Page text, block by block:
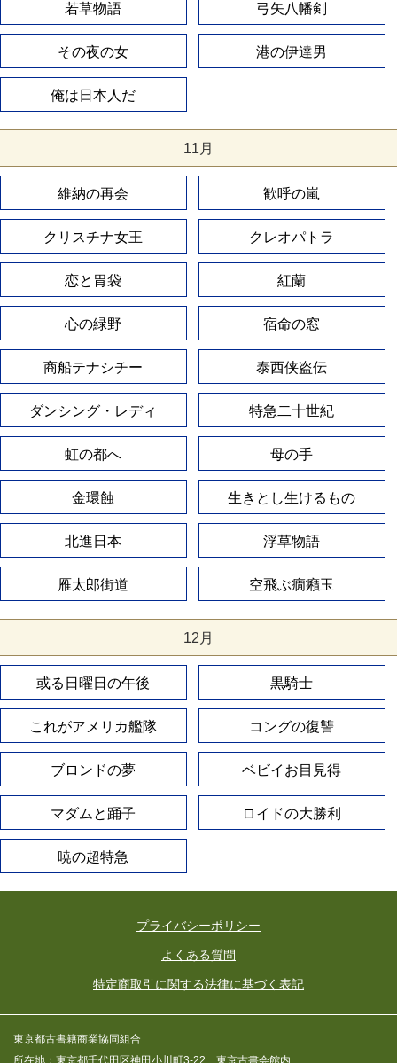
若草物語 弓矢八幡剣
その夜の女 港の伊達男
俺は日本人だ
11月
維納の再会 歓呼の嵐
クリスチナ女王 クレオパトラ
恋と胃袋 紅蘭
心の緑野 宿命の窓
商船テナシチー 泰西侠盗伝
ダンシング・レディ 特急二十世紀
虹の都へ 母の手
金環蝕 生きとし生けるもの
北進日本 浮草物語
雁太郎街道 空飛ぶ癇癪玉
12月
或る日曜日の午後 黒騎士
これがアメリカ艦隊 コングの復讐
ブロンドの夢 ベビイお目見得
マダムと踊子 ロイドの大勝利
暁の超特急
プライバシーポリシー
よくある質問
特定商取引に関する法律に基づく表記
東京都古書籍商業協同組合
所在地：東京都千代田区神田小川町3-22 東京古書会館内